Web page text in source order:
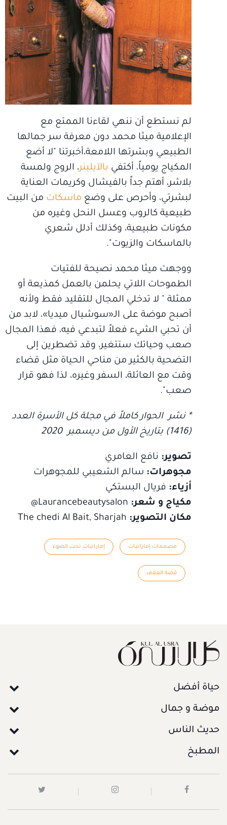
لم نستطع أن ننهي لقاءنا الممتع مع
الإعلامية ميثا محمد دون معرفة سر جمالها
الطبيعي وبشرتها اللامعة،أخبرتنا "لا أضع
المكياج يومياً، أكتفي بالآيلينر، الروج ولمسة
بلاشر، أهتم جداً بالفيشال وكريمات العناية
لبشرتي، وأحرص على وضع ماسكات من البيت
طبيعية كالروب وعسل النحل وغيره من
مكونات طبيعية، وكذلك أدلل شعري
بالماسكات والزيوت".
ووجهت ميثا محمد نصيحة للفتيات
الطموحات اللاتي يحلمن بالعمل كمذيعة أو
ممثلة " لا تدخلي المجال للتقليد فقط ولأنه
أصبح موضة على الـ«سوشيال ميديا»، لابد من
أن تحبي الشيء فعلاً لتبدعي فيه، فهذا المجال
صعب وحياتك ستتغير، وقد تضطرين إلى
التضحية بالكثير من مناحي الحياة مثل قضاء
وقت مع العائلة، السفر وغيره، لذا فهو قرار
صعب".
* نشر الحوار كاملاً في مجلة كل الأسرة العدد
(1416) بتاريخ الأول من ديسمبر 2020
تصوير: نافع العامري
مجوهرات: سالم الشعيبي للمجوهرات
أزياء: فريال البستكي
مكياج و شعر:
مكان التصوير:
مصممات إماراتيات إماراتيات تحت الضوء
قصة الغلاف
حياة أفضل
موضة و جمال
حديث الناس
المطبخ